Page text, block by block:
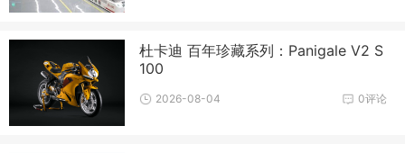
杜卡迪 百年珍藏系列：Panigale V2 S
100
0评论
2026-08-04